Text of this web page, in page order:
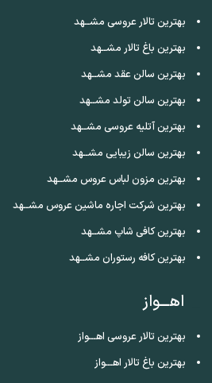
بهترین تالار عروسی مشــهد
بهترین باغ تالار مشــهد
بهترین سالن عقد مشــهد
بهترین سالن تولد مشــهد
بهترین آتلیه عروسی مشــهد
بهترین سالن زیبایی مشــهد
بهترین مزون لباس عروس مشــهد
بهترین شرکت اجاره ماشین عروس مشــهد
بهترین کافی شاپ مشــهد
بهترین کافه رستوران مشــهد
اهـــواز
بهترین تالار عروسی اهـــواز
بهترین باغ تالار اهـــواز